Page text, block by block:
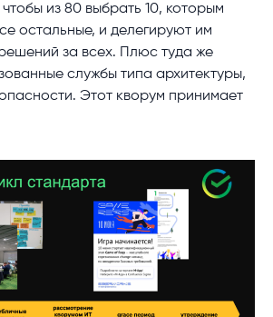
из 80 выбрать 10, которым
остальные, и делегируют им
за всех. Плюс туда же
службы типа архитектуры,
Этот кворум принимает